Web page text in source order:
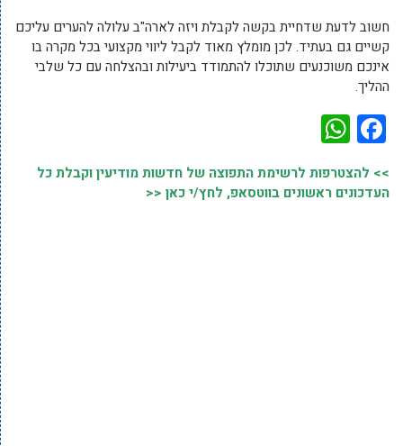
חשוב לדעת שדחיית בקשה לקבלת ויזה לארה"ב עלולה להערים עליכם
קשיים גם בעתיד. לכן מומלץ מאוד לקבל ליווי מקצועי בכל מקרה בו
אינכם משוכנעים שתוכלו להתמודד ביעילות ובהצלחה עם כל שלבי
ההליך.
Facebook
>> להצטרפות לרשימת התפוצה של חדשות מודיעין וקבלת כל
העדכונים ראשונים בווטסאפ, לחץ/י כאן <<